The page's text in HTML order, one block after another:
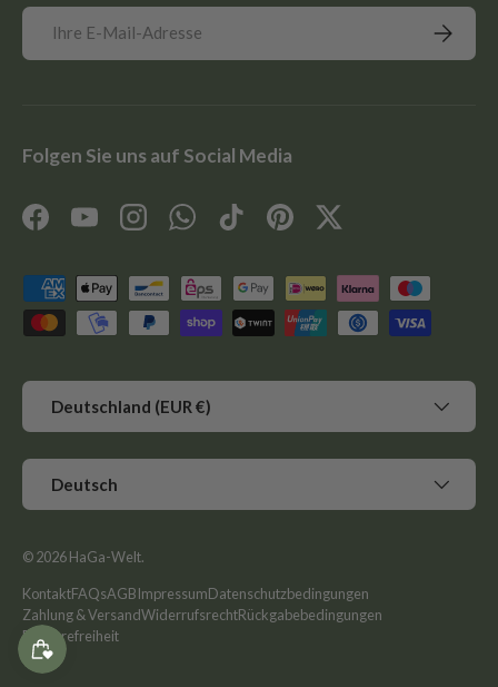
E-Mail
Folgen Sie uns auf Social Media
FacebookYouTubeInstagramWhatsApp
TikTokPinterestTwitter
Zahlungsmethoden
Land/Region
Deutschland (EUR €)
Sprache
Deutsch
© 2026HaGa-Welt.
KontaktFAQsAGBImpressumDatenschutzbedingungen
Zahlung & VersandWiderrufsrechtRückgabebedingungen
Barrierefreiheit